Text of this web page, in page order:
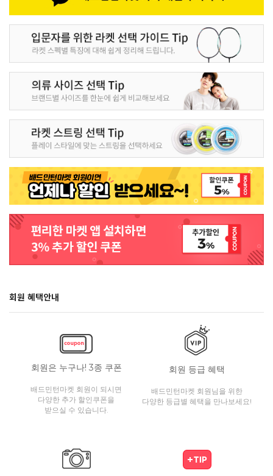
회원 혜택안내
회원은 누구나! 3종 쿠폰
배드민턴마켓 회원이 되시면
다양한 추가 할인쿠폰을
받으실 수 있습니다.
회원 등급 혜택
배드민턴마켓 회원님을 위한
다양한 등급별 혜택을 만나보세요!